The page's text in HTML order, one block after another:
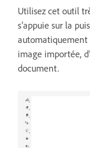
Utilisez cet outil
s’appuie sur la
automatiquement
image importée,
document.